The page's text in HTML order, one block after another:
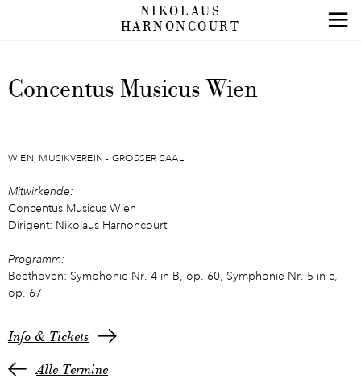
NIKOLAUS
HARNONCOURT
Concentus Musicus Wien
WIEN, MUSIKVEREIN - GROSSER SAAL
Mitwirkende:
Concentus Musicus Wien
Dirigent: Nikolaus Harnoncourt
Programm:
Beethoven: Symphonie Nr. 4 in B, op. 60, Symphonie Nr. 5 in c,
op. 67
Info & Tickets
Alle Termine